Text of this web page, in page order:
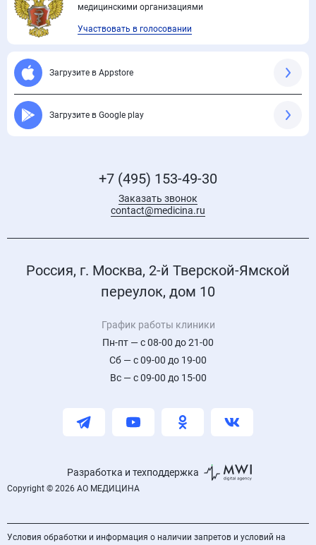
медицинскими организациями
Участвовать в голосовании
Загрузите в Appstore
Загрузите в Google play
+7 (495) 153-49-30
Заказать звонок
contact@medicina.ru
Россия, г. Москва, 2-й Тверской-Ямской
переулок, дом 10
График работы клиники
Пн-пт — с 08-00 до 21-00
Сб — с 09-00 до 19-00
Вс — с 09-00 до 15-00
Разработка и техподдержка
Copyright © 2026 АО МЕДИЦИНА
Условия обработки и информация о наличии запретов и условий на